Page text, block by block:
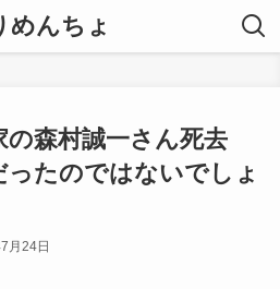
めんちょ
森村誠一さん死去
たのではないでしょ
月24日